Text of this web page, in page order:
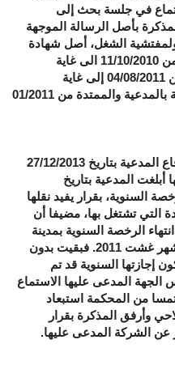
في جلسة بحث إلى
بأصل الرسالة الموجهة
الشغل، أصل شهادة
العطلة السنوية عن الفترة الممتدة من 11/10/2010 الى غاية
23/10/2012 و العطلة السنوية من من 04/08/2011 إلى غاية
24/08/2011 و 7 ورقات الأداء الخاصة بالمدعية والممتدة من 01/2011
وبناء على مذكرة تعقيبية أدلى بها دفاع المدعية بتاريخ 27/12/2013
أبلغت المدعية بتاريخ
بالرخصة السنوية، بقرار يفيد نقلها
التي تشتغل بها، مضيفا أن
الرخصة السنوية بمدينة
وجدة إلا أنها لم تتوصل بأجرتها عن شهر غشت 2011. فبقيت بدون
إجازتها السنوية قد تم
الجهة المدعى عليها الاستماع
من المحكمة استبعاد
وأرفق المذكرة بقرار